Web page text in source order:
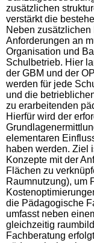
zusätzlichen
verstärkt die
Neben
Anforderungen an
Organisation und
Schulbetrieb. Hier
der GBM und der
werden für jede
und die
zu erarbeitenden
Hierfür wird der
elementaren
haben werden. Ziel
Konzepte mit der
Flächen zu
Raumnutzung), um
die Pädagogische
umfasst neben
gleichzeitig
Fachberatung